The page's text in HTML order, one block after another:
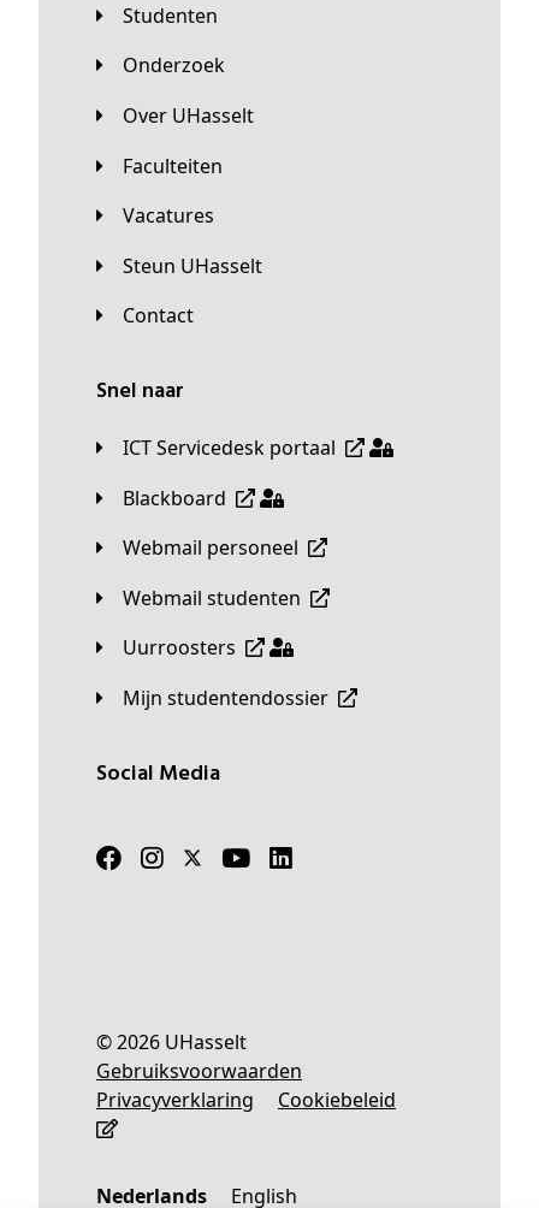
Studenten
Onderzoek
Over UHasselt
Faculteiten
Vacatures
Steun UHasselt
Contact
Snel naar
ICT Servicedesk portaal
Blackboard
Webmail personeel
Webmail studenten
Uurroosters
Mijn studentendossier
Social Media
© 2026 UHasselt
Gebruiksvoorwaarden
Privacyverklaring
Cookiebeleid
Nederlands English